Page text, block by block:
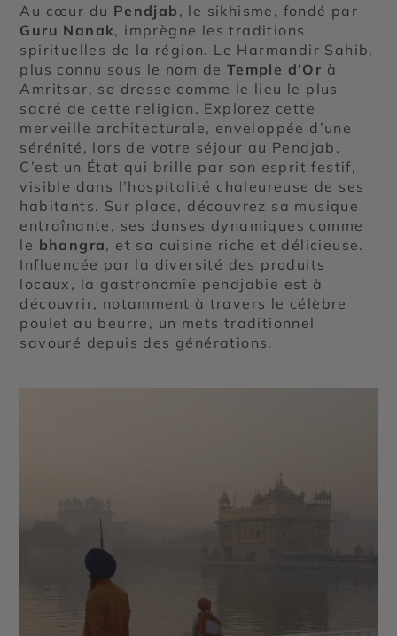
Au cœur du Pendjab , le sikhisme, fondé par
Guru Nanak, imprègne les traditions
spirituelles de la région. Le Harmandir Sahib,
plus connu sous le nom de Temple d’Or à
Amritsar, se dresse comme le lieu le plus
sacré de cette religion. Explorez cette
merveille architecturale, enveloppée d’une
sérénité, lors de votre séjour au Pendjab.
C’est un État qui brille par son esprit festif,
visible dans l’hospitalité chaleureuse de ses
habitants. Sur place, découvrez sa musique
entraînante, ses danses dynamiques comme
le bhangra, et sa cuisine riche et délicieuse.
Influencée par la diversité des produits
locaux, la gastronomie pendjabie est à
découvrir, notamment à travers le célèbre
poulet au beurre, un mets traditionnel
savouré depuis des générations.